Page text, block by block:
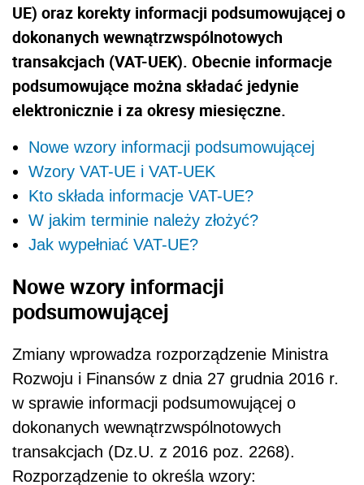
UE) oraz korekty informacji podsumowującej o
dokonanych wewnątrzwspólnotowych
transakcjach (VAT-UEK). Obecnie informacje
podsumowujące można składać jedynie
elektronicznie i za okresy miesięczne.
Nowe wzory informacji podsumowującej
Wzory VAT-UE i VAT-UEK
Kto składa informacje VAT-UE?
W jakim terminie należy złożyć?
Jak wypełniać VAT-UE?
Nowe wzory informacji
podsumowującej
Zmiany wprowadza rozporządzenie Ministra
Rozwoju i Finansów z dnia 27 grudnia 2016 r.
w sprawie informacji podsumowującej o
dokonanych wewnątrzwspólnotowych
transakcjach (Dz.U. z 2016 poz. 2268).
Rozporządzenie to określa wzory: